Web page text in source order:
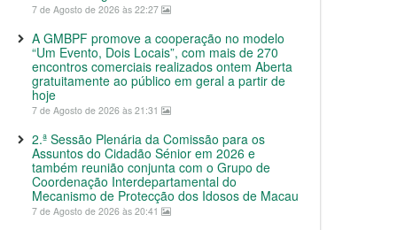
7 de Agosto de 2026 às 22:27
A GMBPF promove a cooperação no modelo
“Um Evento, Dois Locais”, com mais de 270
encontros comerciais realizados ontem Aberta
gratuitamente ao público em geral a partir de
hoje
7 de Agosto de 2026 às 21:31
2.ª Sessão Plenária da Comissão para os
Assuntos do Cidadão Sénior em 2026 e
também reunião conjunta com o Grupo de
Coordenação Interdepartamental do
Mecanismo de Protecção dos Idosos de Macau
7 de Agosto de 2026 às 20:41